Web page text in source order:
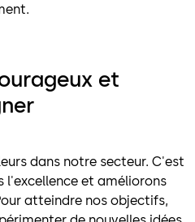
et
dans notre secteur. C'est
l'excellence et améliorons
atteindre nos objectifs,